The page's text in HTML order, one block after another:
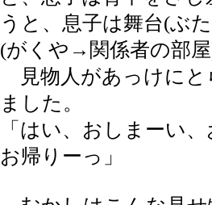
うと、息子は舞台(ぶ
(がくや→関係者の部
見物人があっけにと
ました。
「はい、おしまーい
お帰りーっ」